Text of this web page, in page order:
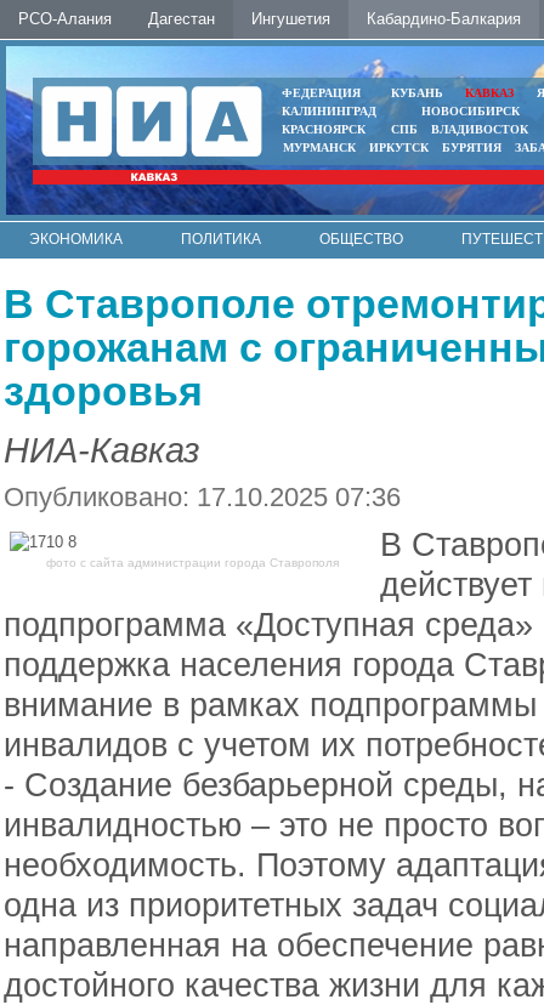
РСО-Алания Дагестан Ингушетия Кабардино-Балкария
ФЕДЕРАЦИЯ КУБАНЬ КАВКАЗ
КАЛИНИНГРАД
НОВОСИБИРСК
КРАСНОЯРСК
СПБ
ВЛАДИВОСТОК
МУРМАНСК
ИРКУТСК БУРЯТИЯ
ЭКОНОМИКА ПОЛИТИКА ОБЩЕСТВО
В Ставрополе
горожанам с
здоровья
НИА-Кавказ
Опубликовано: 17.10.2025 07:36
фото с сайта администрации города Ставрополя
В
подпрограмма «Доступная
поддержка населения города
внимание в рамках
инвалидов с учетом их
- Создание безбарьерной среды,
инвалидностью – это не просто
необходимость. Поэтому
одна из приоритетных задач
направленная на обеспечение
достойного качества жизни для